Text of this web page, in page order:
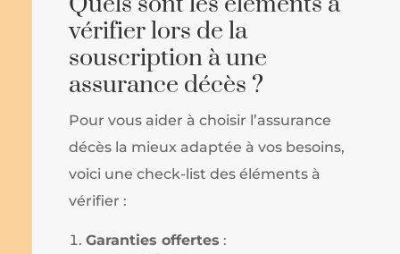
vérifier lors de la
souscription à une
assurance décès ?
Pour vous aider à choisir l’assurance
décès la mieux adaptée à vos besoins,
voici une check-list des éléments à
vérifier :
Garanties offertes :